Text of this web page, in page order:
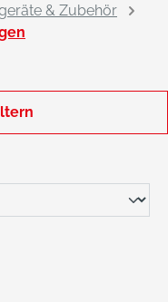
& Zubehör